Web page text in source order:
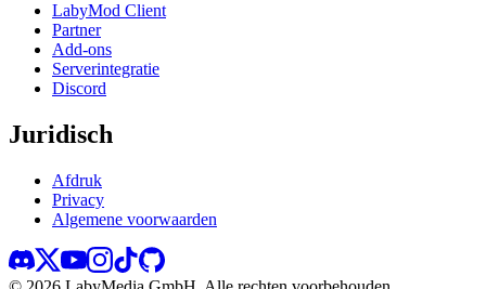
LabyMod Client
Partner
Add-ons
Serverintegratie
Discord
Juridisch
Afdruk
Privacy
Algemene voorwaarden